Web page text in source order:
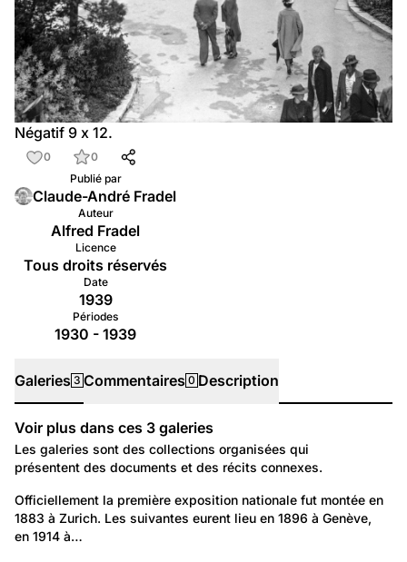
Négatif 9 x 12.
0
0
Publié par
Claude-André Fradel
Auteur
Alfred Fradel
Licence
Tous droits réservés
Date
1939
Périodes
1930 - 1939
Galeries 3 Commentaires 0 Description
Galeries
Voir plus dans ces 3 galeries
Les galeries sont des collections organisées qui
présentent des documents et des récits connexes.
Temps libre et culture: Loisirs
L'Exposition nationale de 1939
Officiellement la première exposition nationale fut montée en
1883 à Zurich. Les suivantes eurent lieu en 1896 à Genève,
en 1914 à…